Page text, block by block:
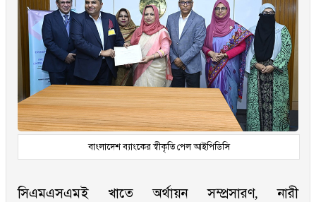
বাংলাদেশ ব্যাংকের স্বীকৃতি পেল আইপিডিসি
সিএমএসএমই খাতে অর্থায়ন সম্প্রসারণ, নারী